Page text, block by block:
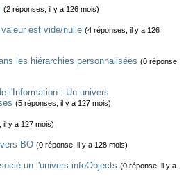
(2 réponses, il y a 126 mois)
est vide/nulle (4 réponses, il y a 126
les hiérarchies personnalisées (0 réponse,
l'Information : Un univers
(5 réponses, il y a 127 mois)
il y a 127 mois)
BO (0 réponse, il y a 128 mois)
un l'univers infoObjects (0 réponse, il y a